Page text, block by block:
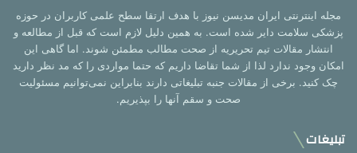
مجله اینترنتی ایران مدیسن نیوز با هدف ارتقا سطح علمی کاربران در حوزه
پزشکی سلامت دایر شده است. به همین دلیل لازم است که قبل از مطالعه و
انتشار مقالات تیم تحریریه از صحت مطالب مطمئن شوند. اما گاهی این
امکان وجود ندارد لذا از شما تقاضا داریم که حتما مواردی را که مد نظر دارید
چک کنید. برخی از مقالات جنبه تبلیغاتی دارند بنابراین نمی‌توانیم مسئولیت
صحت و سقم آنها را بپذیریم.
تبلیغات